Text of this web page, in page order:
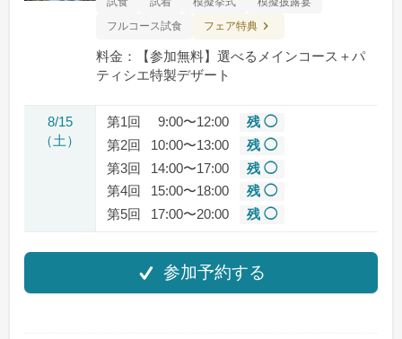
フルコース試食
フェア特典
料金：【参加無料】選べるメインコース＋パ
ティシエ特製デザート
8/15
（土）
第1回 9:00〜12:00
残 ◯
第2回
10:00〜13:00
残 ◯
第3回
14:00〜17:00
残 ◯
第4回
15:00〜18:00
残 ◯
第5回
17:00〜20:00 残 ◯
参加予約する